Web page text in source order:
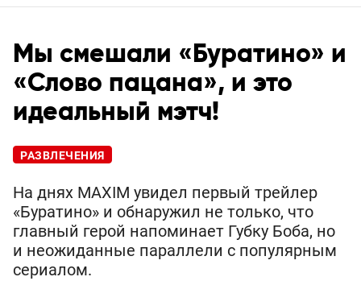
Мы смешали «Буратино» и
«Слово пацана», и это
идеальный мэтч!
РАЗВЛЕЧЕНИЯ
На днях MAXIM увидел первый трейлер
«Буратино» и обнаружил не только, что
главный герой напоминает Губку Боба, но
и неожиданные параллели с популярным
сериалом.